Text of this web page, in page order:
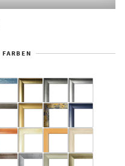
FARBEN